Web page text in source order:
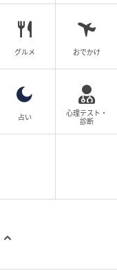
グルメ おでかけ
占い
心理テスト・
診断